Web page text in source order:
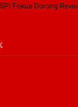
Fokus Dorong